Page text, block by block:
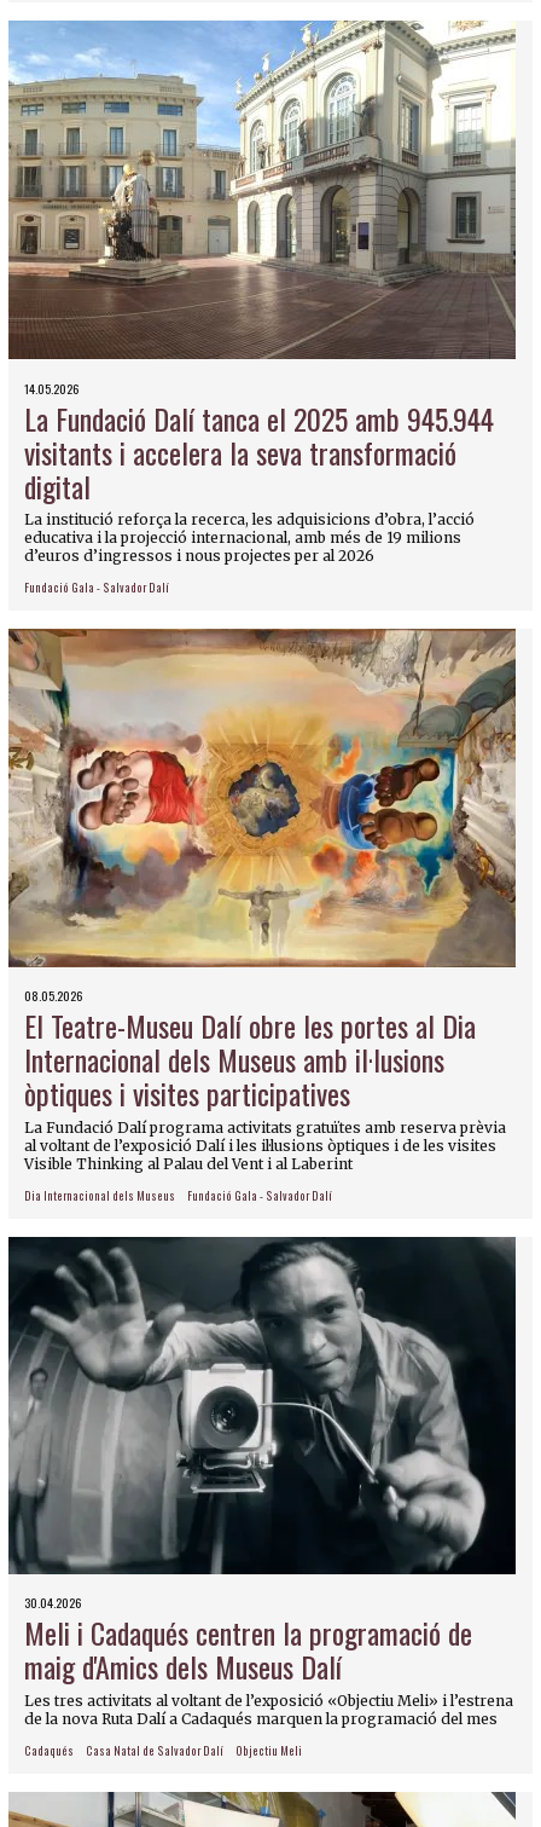
14.05.2026
La Fundació Dalí tanca el 2025 amb 945.944
visitants i accelera la seva transformació
digital
La institució reforça la recerca, les adquisicions d’obra, l’acció
educativa i la projecció internacional, amb més de 19 milions
d’euros d’ingressos i nous projectes per al 2026
Fundació Gala - Salvador Dalí
08.05.2026
El Teatre-Museu Dalí obre les portes al Dia
Internacional dels Museus amb il·lusions
òptiques i visites participatives
La Fundació Dalí programa activitats gratuïtes amb reserva prèvia
al voltant de l’exposició Dalí i les il·lusions òptiques i de les visites
Visible Thinking al Palau del Vent i al Laberint
Dia Internacional dels Museus Fundació Gala - Salvador Dalí
30.04.2026
Meli i Cadaqués centren la programació de
maig d'Amics dels Museus Dalí
Les tres activitats al voltant de l’exposició «Objectiu Meli» i l’estrena
de la nova Ruta Dalí a Cadaqués marquen la programació del mes
Cadaqués Casa Natal de Salvador Dalí Objectiu Meli